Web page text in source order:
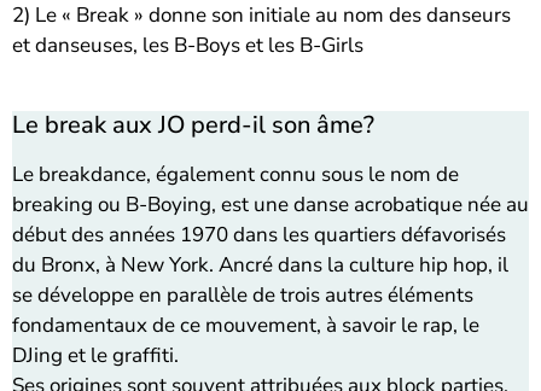
2) Le « Break » donne son initiale au nom des danseurs
et danseuses, les B-Boys et les B-Girls
Le break aux JO perd-il son âme?
Le breakdance, également connu sous le nom de
breaking ou B-Boying, est une danse acrobatique née au
début des années 1970 dans les quartiers défavorisés
du Bronx, à New York. Ancré dans la culture hip hop, il
se développe en parallèle de trois autres éléments
fondamentaux de ce mouvement, à savoir le rap, le
DJing et le graffiti.